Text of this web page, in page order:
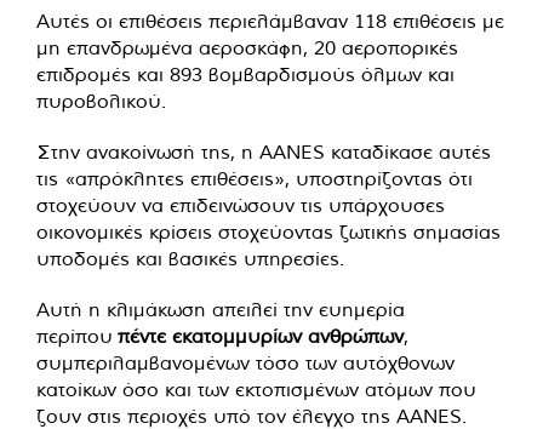
Αυτές οι επιθέσεις περιελάμβαναν 118 επιθέσεις με
μη επανδρωμένα αεροσκάφη, 20 αεροπορικές
επιδρομές και 893 βομβαρδισμούς όλμων και
πυροβολικού.
Στην ανακοίνωσή της, η AANES καταδίκασε αυτές
τις «απρόκλητες επιθέσεις», υποστηρίζοντας ότι
στοχεύουν να επιδεινώσουν τις υπάρχουσες
οικονομικές κρίσεις στοχεύοντας ζωτικής σημασίας
υποδομές και βασικές υπηρεσίες.
Αυτή η κλιμάκωση απειλεί την ευημερία
περίπου πέντε εκατομμυρίων ανθρώπων,
συμπεριλαμβανομένων τόσο των αυτόχθονων
κατοίκων όσο και των εκτοπισμένων ατόμων που
ζουν στις περιοχές υπό τον έλεγχο της AANES.